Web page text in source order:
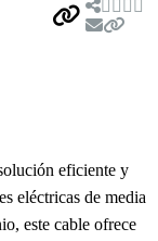
eficiente y
eléctricas de media
este cable ofrece